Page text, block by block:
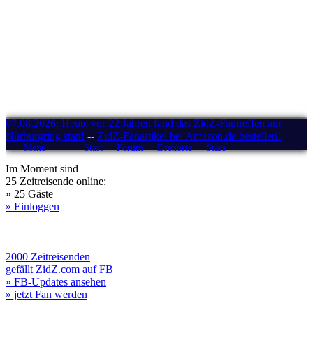
07.08.2026: Heute vor 22 Jahren fand das ZidZ-Fantreffen am
Nürburgring statt! -- ZidZ-Fanartikel bei Amazon.de bestellen!
Menü Start Forum Drehorte Stars
Im Moment sind
25 Zeitreisende online:
» 25 Gäste
» Einloggen
2000 Zeitreisenden
gefällt ZidZ.com auf FB
» FB-Updates ansehen
» jetzt Fan werden